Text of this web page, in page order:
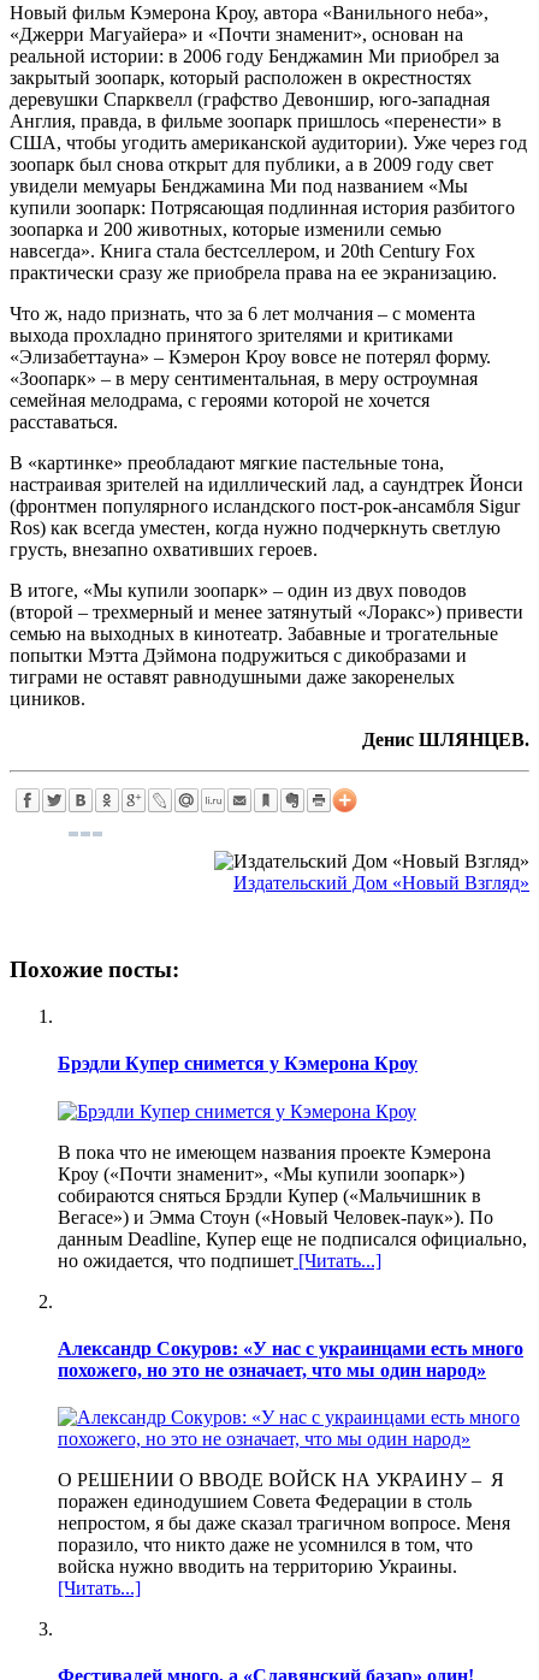
Новый фильм Кэмерона Кроу, автора «Ванильного неба»,
«Джерри Магуайера» и «Почти знаменит», основан на
реальной истории: в 2006 году Бенджамин Ми приобрел за
закрытый зоопарк, который расположен в окрестностях
деревушки Спарквелл (графство Девоншир, юго-западная
Англия, правда, в фильме зоопарк пришлось «перенести» в
США, чтобы угодить американской аудитории). Уже через год
зоопарк был снова открыт для публики, а в 2009 году свет
увидели мемуары Бенджамина Ми под названием «Мы
купили зоопарк: Потрясающая подлинная история разбитого
зоопарка и 200 животных, которые изменили семью
навсегда». Книга стала бестселлером, и 20th Century Fox
практически сразу же приобрела права на ее экранизацию.
Что ж, надо признать, что за 6 лет молчания – с момента
выхода прохладно принятого зрителями и критиками
«Элизабеттауна» – Кэмерон Кроу вовсе не потерял форму.
«Зоопарк» – в меру сентиментальная, в меру остроумная
семейная мелодрама, с героями которой не хочется
расставаться.
В «картинке» преобладают мягкие пастельные тона,
настраивая зрителей на идиллический лад, а саундтрек Йонси
(фронтмен популярного исландского пост-рок-ансамбля Sigur
Ros) как всегда уместен, когда нужно подчеркнуть светлую
грусть, внезапно охвативших героев.
В итоге, «Мы купили зоопарк» – один из двух поводов
(второй – трехмерный и менее затянутый «Лоракс») привести
семью на выходных в кинотеатр. Забавные и трогательные
попытки Мэтта Дэймона подружиться с дикобразами и
тиграми не оставят равнодушными даже закоренелых
циников.
Денис ШЛЯНЦЕВ.
Издательский Дом «Новый Взгляд»
Похожие посты:
Брэдли Купер снимется у Кэмерона Кроу
В пока что не имеющем названия проекте Кэмерона
Кроу («Почти знаменит», «Мы купили зоопарк»)
собираются сняться Брэдли Купер («Мальчишник в
Вегасе») и Эмма Стоун («Новый Человек-паук»). По
данным Deadline, Купер еще не подписался официально,
но ожидается, что подпишет [Читать...]
Александр Сокуров: «У нас с украинцами есть много
похожего, но это не означает, что мы один народ»
О РЕШЕНИИ О ВВОДЕ ВОЙСК НА УКРАИНУ – Я
поражен единодушием Совета Федерации в столь
непростом, я бы даже сказал трагичном вопросе. Меня
поразило, что никто даже не усомнился в том, что
войска нужно вводить на территорию Украины.
[Читать...]